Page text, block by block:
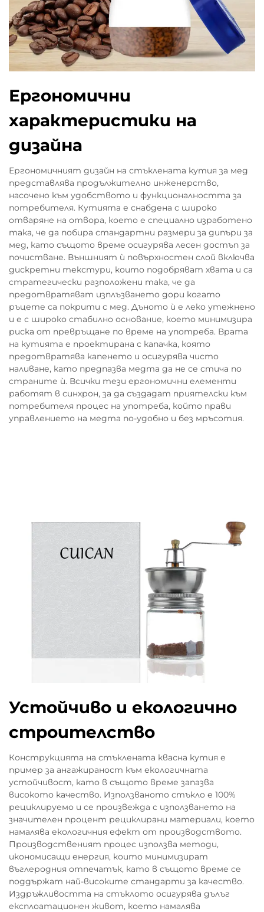
Ергономични
характеристики на
дизайна
Ергономичният дизайн на стъклената кутия за мед
представлява продължително инженерство,
насочено към удобството и функционалността за
потребителя. Кутията е снабдена с широко
отваряне на отвора, което е специално изработено
така, че да побира стандартни размери за дипъри за
мед, като същото време осигурява лесен достъп за
почистване. Външният ѝ повърхностен слой включва
дискретни текстури, които подобряват хвата и са
стратегически разположени така, че да
предотвратяват изплъзването дори когато
ръцете са покрити с мед. Дъното ѝ е леко утежнено
и е с широко стабилно основание, което минимизира
риска от превръщане по време на употреба. Врата
на кутията е проектирана с капачка, която
предотвратява капенето и осигурява чисто
наливане, като предпазва медта да не се стича по
страните ѝ. Всички тези ергономични елементи
работят в синхрон, за да създадат приятелски към
потребителя процес на употреба, който прави
управлението на медта по-удобно и без мръсотия.
Устойчиво и екологично
строителство
Конструкцията на стъклената квасна кутия е
пример за ангажираност към екологичната
устойчивост, като в същото време запазва
високото качество. Използваното стъкло е 100%
рециклируемо и се произвежда с използването на
значителен процент рециклирани материали, което
намалява екологичния ефект от производството.
Производственият процес използва методи,
икономисащи енергия, които минимизират
въглеродния отпечатък, като в същото време се
поддържат най-високите стандарти за качество.
Издръжливостта на стъклото осигурява дълъг
експлоатационен живот, което намалява